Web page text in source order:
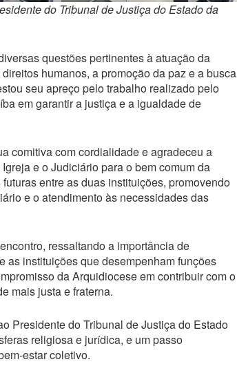
do Tribunal de Justiça do Estado da
questões pertinentes à atuação da
humanos, a promoção da paz e a busca
seu apreço pelo trabalho realizado pelo
em garantir a justiça e a igualdade de
comitiva com cordialidade e agradeceu a
e o Judiciário para o bem comum da
entre as duas instituições, promovendo
e o atendimento às necessidades das
ressaltando a importância de
as instituições que desempenham funções
da Arquidiocese em contribuir com o
mais justa e fraterna.
Presidente do Tribunal de Justiça do Estado
religiosa e jurídica, e um passo
estar coletivo.